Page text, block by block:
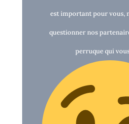
est important pour vous,
questionner nos
perruque qui